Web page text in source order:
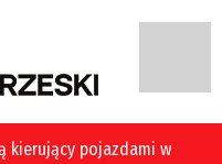
kierujący pojazdami w